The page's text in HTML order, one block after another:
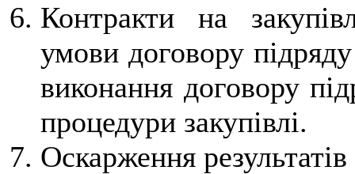
Контракти на
умови договору
виконання договору
процедури закупівлі.
Оскарження результатів